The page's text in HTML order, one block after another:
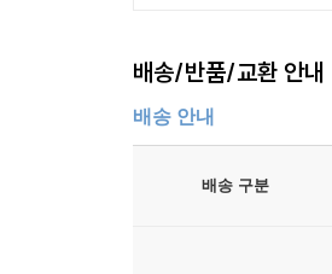
배송/반품/교환 안내
배송 안내
배송 구분